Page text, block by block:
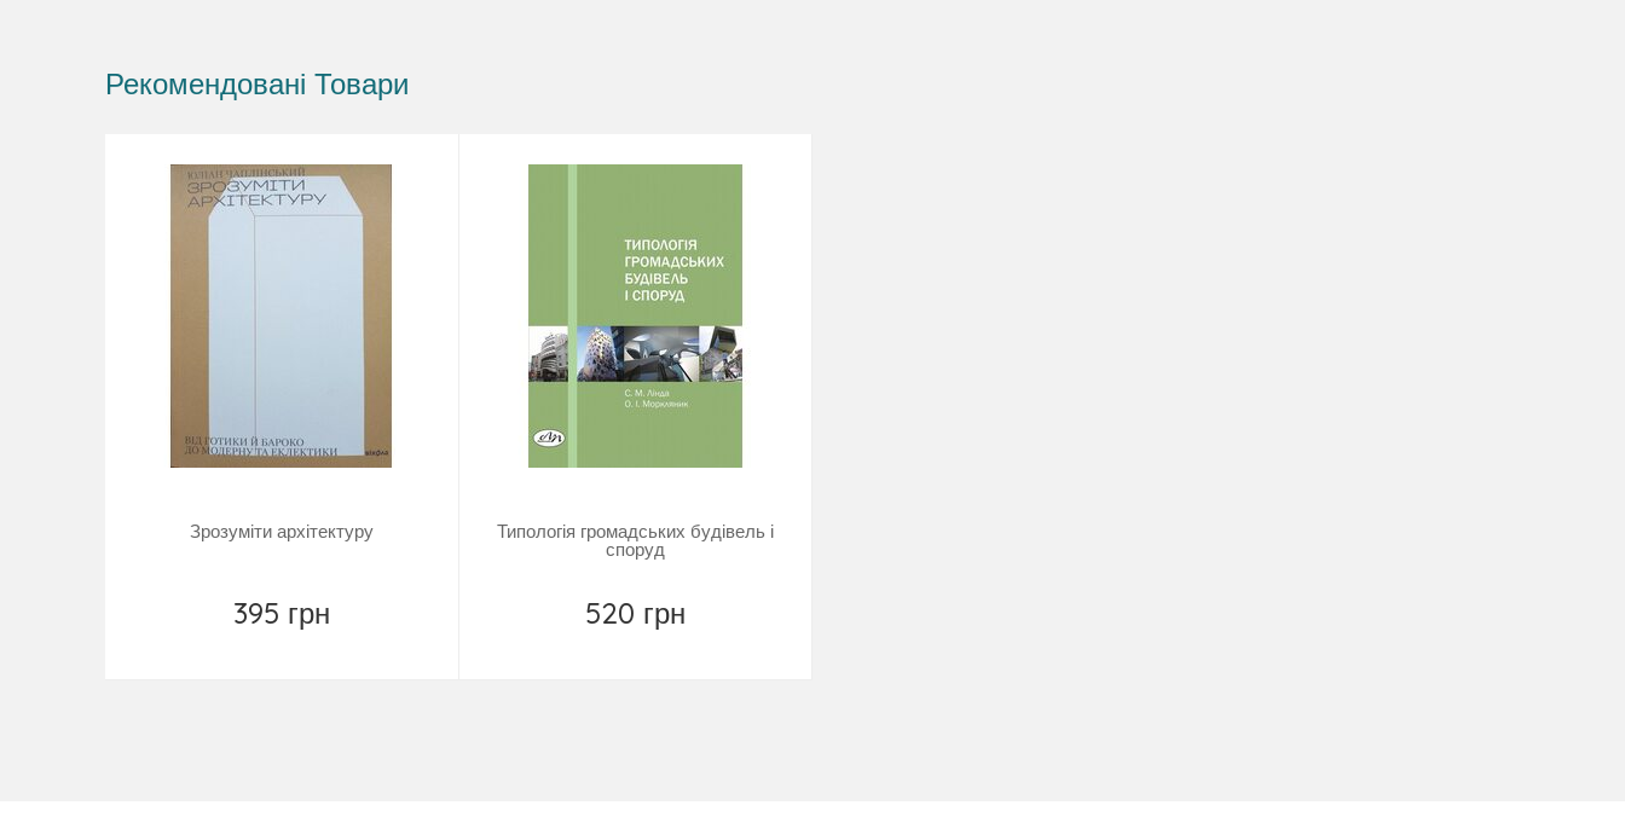
Рекомендовані Товари
Зрозуміти архітектуру
395 грн
Типологія громадських будівель і
споруд
520 грн